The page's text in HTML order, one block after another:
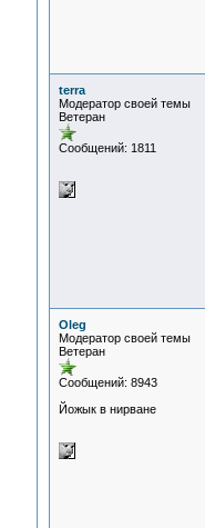
terra
Модератор своей темы
Ветеран
Сообщений: 1811
Oleg
Модератор своей темы
Ветеран
Сообщений: 8943
Йожык в нирване